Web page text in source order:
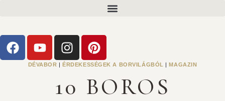
DÉVABOR |ÉRDEKESSÉGEK A BORVILÁGBÓL |MAGAZIN
10 BOROS